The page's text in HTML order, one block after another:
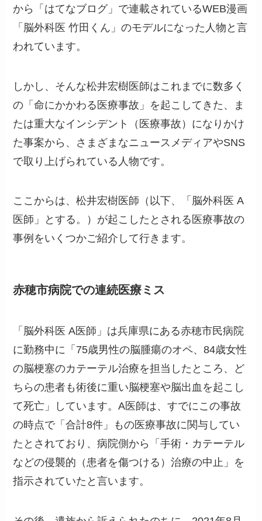
から「はてなブログ」で連載されているWEB漫画
「脳外科医 竹田くん」のモデルになった人物と言
われています。
しかし、そんな松井宏樹医師はこれまでに数多く
の「命にかかわる医療事故」を起こしてきた、ま
たは重大なインシデント（医療事故）になりかけ
た事案から、さまざまなニュースメディアやSNS
で取り上げられている人物です。
ここからは、松井宏樹医師（以下、「脳外科医 A
医師」とする。）が起こしたとされる医療事故の
事例をいくつかご紹介して行きます。
赤穂市病院での連続医療ミス
「脳外科医 A医師」は兵庫県にある赤穂市民病院
に勤務中に「75歳男性の脳腫瘍のオペ、84歳女性
の脳梗塞のカテーテル治療を担当したところ、ど
ちらの患者も術後に重い脳梗塞や脳出血を起こし
て死亡」しています。A医師は、すでにこの事故
の時点で「合計8件」もの医療事故に関与してい
たとされており、病院側から「手術・カテーテル
などの侵襲的（患者を傷つける）治療の中止」を
指示されていたと言います。